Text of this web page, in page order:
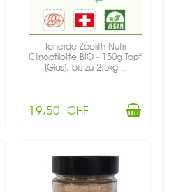
Tonerde Zeolith Nutri
Clinoptilolite BIO - 150g Topf
(Glas), bis zu 2,5kg...
19,50 CHF